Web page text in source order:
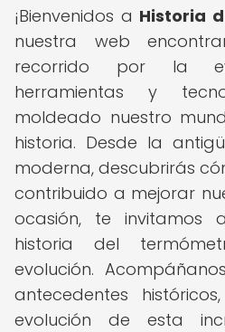
¡Bienvenidos a Historia
nuestra web
recorrido por la
herramientas y
moldeado nuestro
historia. Desde la
moderna, descubrirás
contribuido a mejorar
ocasión, te invitamos
historia del
evolución.
antecedentes
evolución de esta